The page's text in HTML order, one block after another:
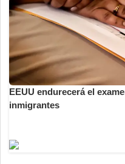
EEUU endurecerá el
inmigrantes